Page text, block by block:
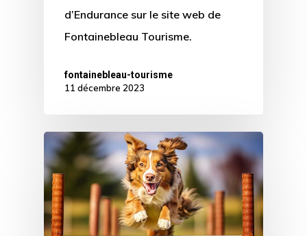
d’Endurance sur le site web de
Fontainebleau Tourisme.
fontainebleau-tourisme
11 décembre 2023